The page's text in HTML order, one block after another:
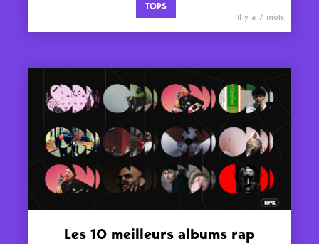
TOPS
il y a 7 mois
Les 10 meilleurs albums rap